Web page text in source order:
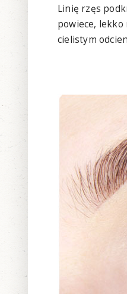
Linię rzęs
powiece, lekko
cielistym